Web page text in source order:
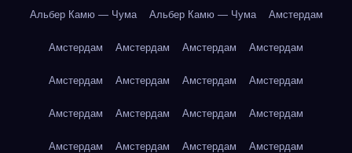
Альбер Камю — Чума Альбер Камю — Чума Амстердам
Амстердам Амстердам Амстердам Амстердам
Амстердам Амстердам Амстердам Амстердам
Амстердам Амстердам Амстердам Амстердам
Амстердам Амстердам Амстердам Амстердам